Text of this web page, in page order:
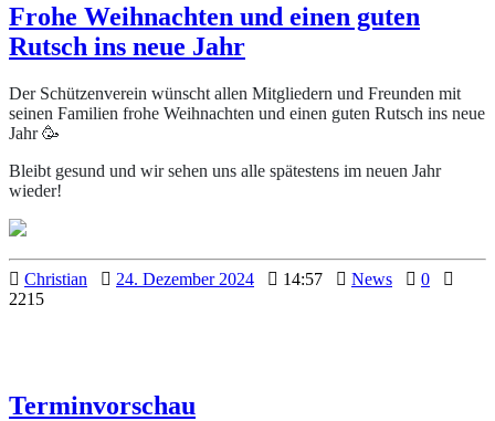
Frohe Weihnachten und einen guten
Rutsch ins neue Jahr
Der Schützenverein wünscht allen Mitgliedern und Freunden mit
seinen Familien frohe Weihnachten und einen guten Rutsch ins neue
Jahr 🥳
Bleibt gesund und wir sehen uns alle spätestens im neuen Jahr
wieder!
Christian 24. Dezember 2024 14:57 News
0
2215
Terminvorschau